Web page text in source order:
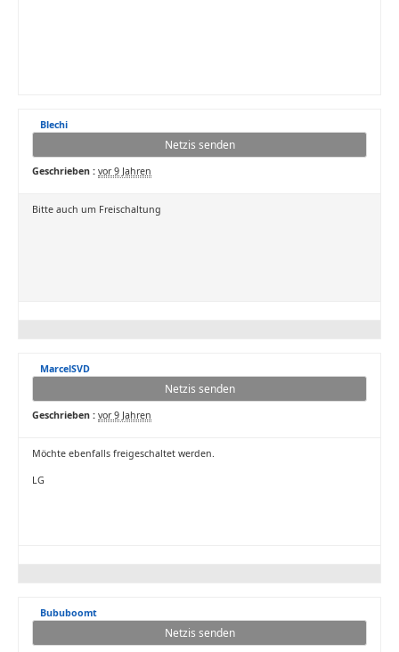
Blechi
Netzis senden
Geschrieben : vor 9 Jahren
Bitte auch um Freischaltung
MarcelSVD
Netzis senden
Geschrieben : vor 9 Jahren
Möchte ebenfalls freigeschaltet werden.
LG
Bububoomt
Netzis senden